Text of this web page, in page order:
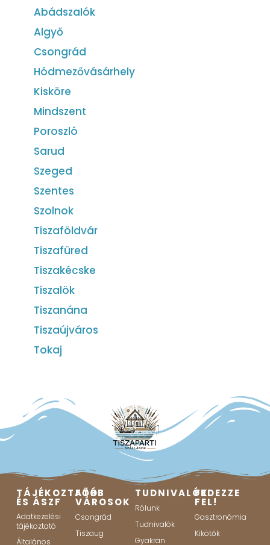
Abádszalók
Algyő
Csongrád
Hódmezővásárhely
Kisköre
Mindszent
Poroszló
Sarud
Szeged
Szentes
Szolnok
Tiszaföldvár
Tiszafüred
Tiszakécske
Tiszalök
Tiszanána
Tiszaújváros
Tokaj
TÁJÉKOZTATÓ
ÉS ÁSZF
Adatkezelési
tájékoztató
Általános
FŐBB
VÁROSOK
Csongrád
Tiszaug
TUDNIVALÓK
Rólunk
Tudnivalók
Gyakran
FEDEZZE
FEL!
Gasztronómia
Kikötők